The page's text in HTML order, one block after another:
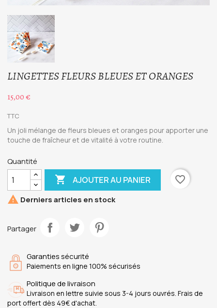
LINGETTES FLEURS BLEUES ET ORANGES
15,00 €
TTC
Un joli mélange de fleurs bleues et oranges pour apporter une
touche de fraîcheur et de vitalité à votre routine.
Quantité
 AJOUTER AU PANIER
favorite_border
 Derniers articles en stock
Partager
Garanties sécurité
Paiements en ligne 100% sécurisés
Politique de livraison
Livraison en lettre suivie sous 3-4 jours ouvrés. Frais de
port offert dès 49€ d'achat.